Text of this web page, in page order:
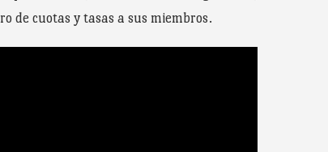
de cuotas y tasas a sus miembros.